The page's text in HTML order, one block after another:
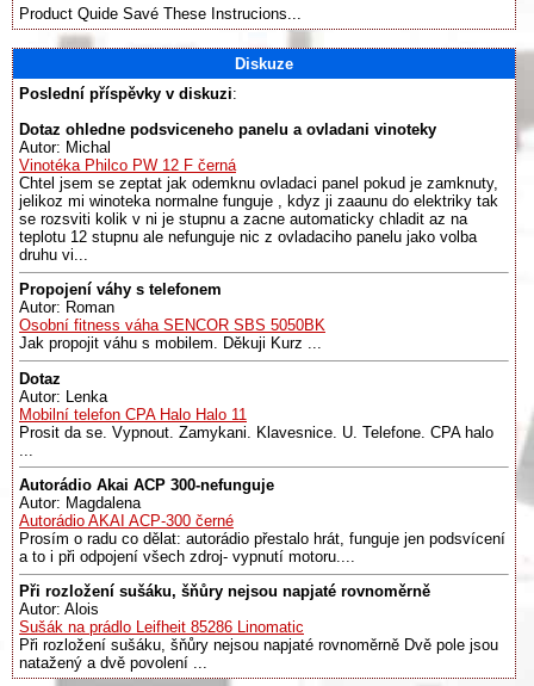
Product Quide Savé These Instrucions...
Diskuze
Poslední příspěvky v diskuzi:
Dotaz ohledne podsviceneho panelu a ovladani vinoteky
Autor: Michal
Vinotéka Philco PW 12 F černá
Chtel jsem se zeptat jak odemknu ovladaci panel pokud je zamknuty,
jelikoz mi winoteka normalne funguje , kdyz ji zaaunu do elektriky tak
se rozsviti kolik v ni je stupnu a zacne automaticky chladit az na
teplotu 12 stupnu ale nefunguje nic z ovladaciho panelu jako volba
druhu vi...
Propojení váhy s telefonem
Autor: Roman
Osobní fitness váha SENCOR SBS 5050BK
Jak propojit váhu s mobilem. Děkuji Kurz ...
Dotaz
Autor: Lenka
Mobilní telefon CPA Halo Halo 11
Prosit da se. Vypnout. Zamykani. Klavesnice. U. Telefone. CPA halo
Autorádio Akai ACP 300-nefunguje
Autor: Magdalena
Autorádio AKAI ACP-300 černé
Prosím o radu co dělat: autorádio přestalo hrát, funguje jen podsvícení
a to i při odpojení všech zdroj- vypnutí motoru....
Při rozložení sušáku, šňůry nejsou napjaté rovnoměrně
Autor: Alois
Sušák na prádlo Leifheit 85286 Linomatic
Při rozložení sušáku, šňůry nejsou napjaté rovnoměrně Dvě pole jsou
natažený a dvě povolení ...